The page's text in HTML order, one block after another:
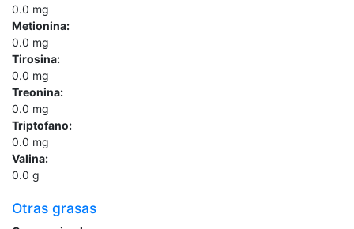
0.0 mg
Metionina:
0.0 mg
Tirosina:
0.0 mg
Treonina:
0.0 mg
Triptofano:
0.0 mg
Valina:
0.0 g
Otras grasas